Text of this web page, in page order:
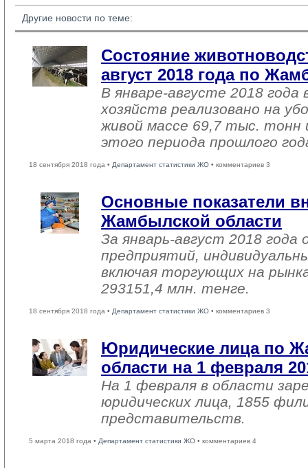
Другие новости по теме:
Состояние
август 2018 года по
В январе-августе 2018 года
хозяйств реализовано на
живой массе 69,7 тыс. тонн
этого периода прошлого
18 сентября 2018 года • Департамент статистики ЖО • комментариев 3
Основные показатели
Жамбылской области
За январь-август 2018
предприятий,
включая торгующих на
293151,4 млн. тенге.
18 сентября 2018 года • Департамент статистики ЖО • комментариев 3
Юридические лица по
области на 1 февраля
На 1 февраля в области
юридических лица, 1855
представительств.
5 марта 2018 года • Департамент статистики ЖО • комментариев 4